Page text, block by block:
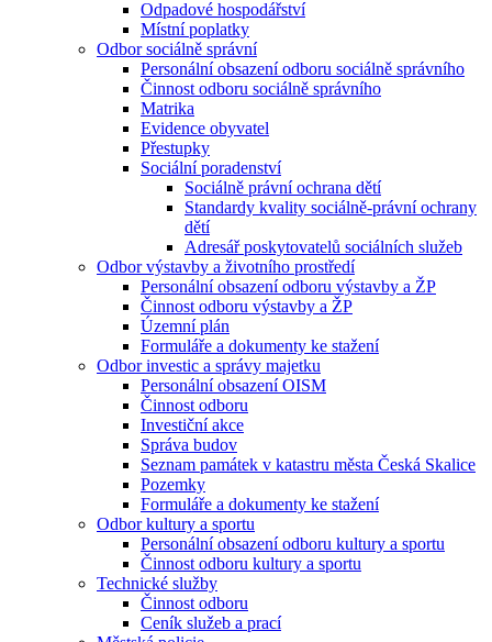
Odpadové hospodářství
Místní poplatky
Odbor sociálně správní
Personální obsazení odboru sociálně správního
Činnost odboru sociálně správního
Matrika
Evidence obyvatel
Přestupky
Sociální poradenství
Sociálně právní ochrana dětí
Standardy kvality sociálně-právní ochrany
dětí
Adresář poskytovatelů sociálních služeb
Odbor výstavby a životního prostředí
Personální obsazení odboru výstavby a ŽP
Činnost odboru výstavby a ŽP
Územní plán
Formuláře a dokumenty ke stažení
Odbor investic a správy majetku
Personální obsazení OISM
Činnost odboru
Investiční akce
Správa budov
Seznam památek v katastru města Česká Skalice
Pozemky
Formuláře a dokumenty ke stažení
Odbor kultury a sportu
Personální obsazení odboru kultury a sportu
Činnost odboru kultury a sportu
Technické služby
Činnost odboru
Ceník služeb a prací